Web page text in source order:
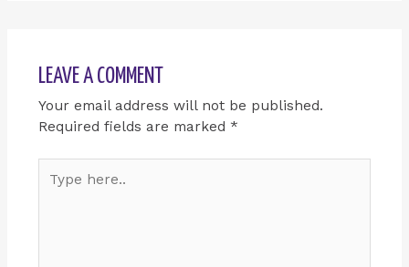
LEAVE A COMMENT
Your email address will not be published.
Required fields are marked *
here..